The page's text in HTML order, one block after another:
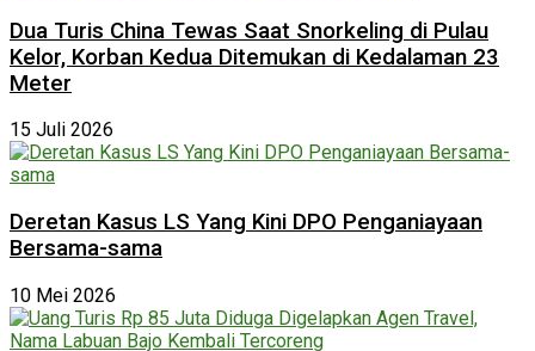
Dua Turis China Tewas Saat Snorkeling di Pulau
Kelor, Korban Kedua Ditemukan di Kedalaman 23
Meter
15 Juli 2026
Deretan Kasus LS Yang Kini DPO Penganiayaan
Bersama-sama
10 Mei 2026